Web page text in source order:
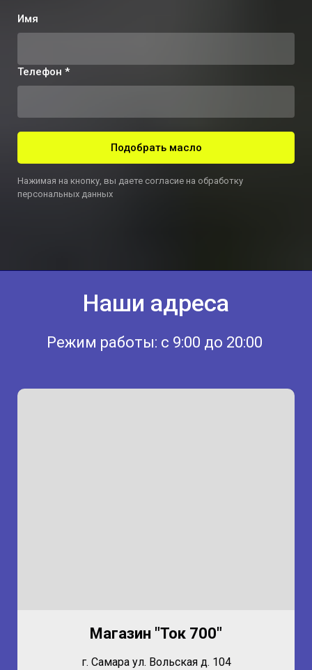
Имя
Телефон *
Подобрать масло
Нажимая на кнопку, вы даете согласие на обработку
персональных данных
Наши адреса
Режим работы: с 9:00 до 20:00
Магазин "Ток 700"
г. Самара ул. Вольская д. 104